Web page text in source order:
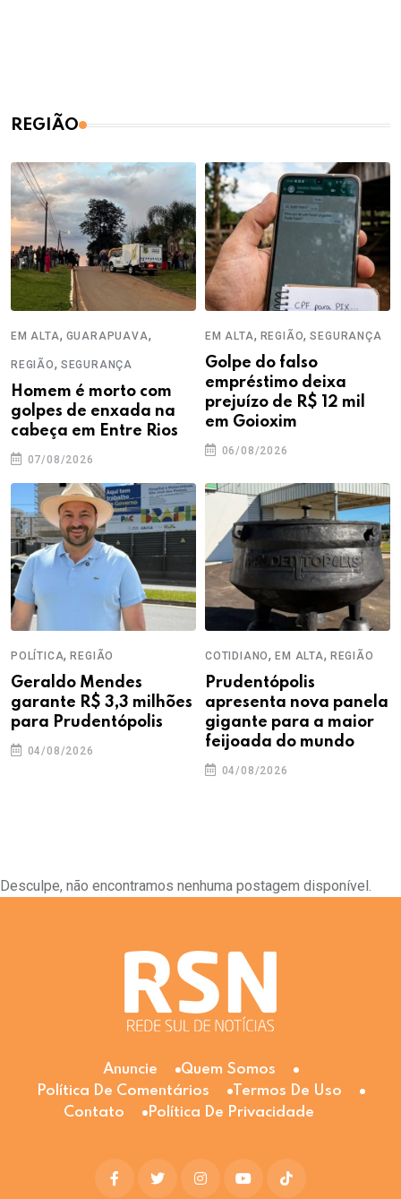
REGIÃO
EM ALTA, GUARAPUAVA,
REGIÃO, SEGURANÇA
Homem é morto com
golpes de enxada na
cabeça em Entre Rios
07/08/2026
EM ALTA, REGIÃO,SEGURANÇA
Golpe do falso
empréstimo deixa
prejuízo de R$ 12 mil
em Goioxim
06/08/2026
POLÍTICA,REGIÃO
Geraldo Mendes
garante R$ 3,3 milhões
para Prudentópolis
04/08/2026
COTIDIANO,EM ALTA, REGIÃO
Prudentópolis
apresenta nova panela
gigante para a maior
feijoada do mundo
04/08/2026
Desculpe, não encontramos nenhuma postagem disponível.
Anuncie
Quem Somos
Política De Comentários
Termos De Uso
Contato
Política De Privacidade